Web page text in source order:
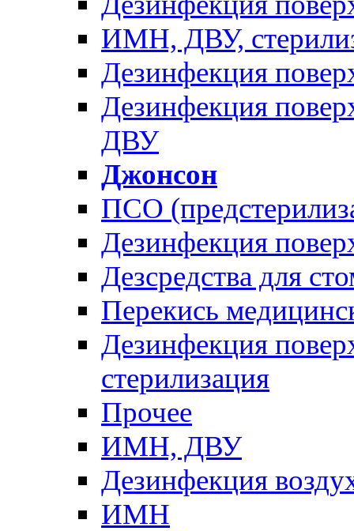
ИМН, ДВУ,
Дезинфекция
Дезинфекция
ДВУ
Джонсон
ПСО
Дезинфекция
Дезсредства для
Перекись
Дезинфекция
стерилизация
Прочее
ИМН, ДВУ
Дезинфекция
ИМН